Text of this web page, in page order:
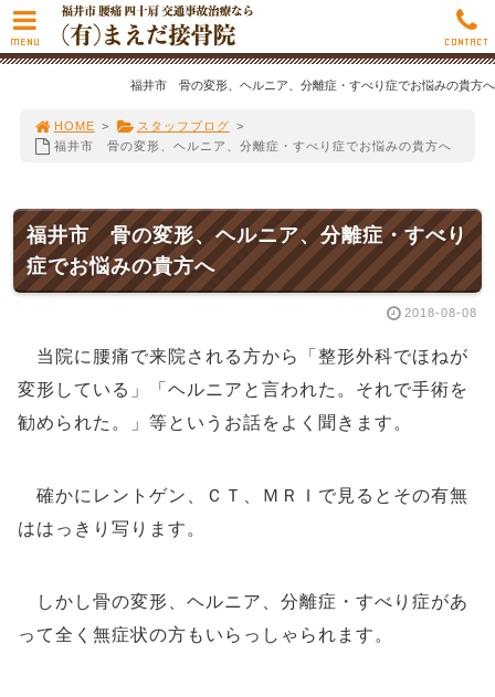
福井市 骨の変形、ヘルニア、分離症・すべり症でお悩みの貴方へ
HOME > スタッフブログ >
福井市 骨の変形、ヘルニア、分離症・すべり症でお悩みの貴方へ
福井市 骨の変形、ヘルニア、分離症・すべり
症でお悩みの貴方へ
2018-08-08
当院に腰痛で来院される方から「整形外科でほねが
変形している」「ヘルニアと言われた。それで手術を
勧められた。」等というお話をよく聞きます。
確かにレントゲン、ＣＴ、ＭＲＩで見るとその有無
ははっきり写ります。
しかし骨の変形、ヘルニア、分離症・すべり症があ
って全く無症状の方もいらっしゃられます。
MENU CONTACT